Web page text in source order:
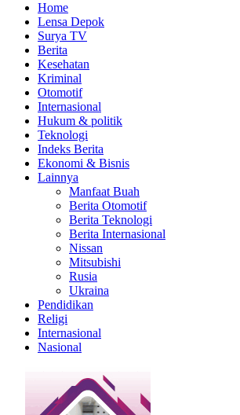
Home
Lensa Depok
Surya TV
Berita
Kesehatan
Kriminal
Otomotif
Internasional
Hukum & politik
Teknologi
Indeks Berita
Ekonomi & Bisnis
Lainnya
Manfaat Buah
Berita Otomotif
Berita Teknologi
Berita Internasional
Nissan
Mitsubishi
Rusia
Ukraina
Pendidikan
Religi
Internasional
Nasional